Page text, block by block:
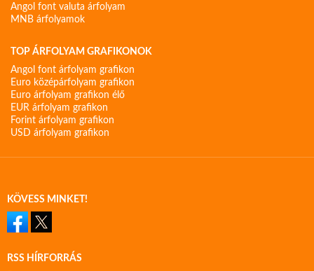
Angol font valuta árfolyam
MNB árfolyamok
TOP ÁRFOLYAM GRAFIKONOK
Angol font árfolyam grafikon
Euro középárfolyam grafikon
Euro árfolyam grafikon élő
EUR árfolyam grafikon
Forint árfolyam grafikon
USD árfolyam grafikon
KÖVESS MINKET!
RSS HÍRFORRÁS